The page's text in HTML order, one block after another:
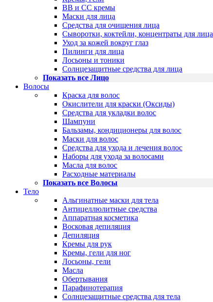
BB и CC кремы
Маски для лица
Средства для очищения лица
Сыворотки, коктейли, концентраты для лица
Уход за кожей вокруг глаз
Пилинги для лица
Лосьоны и тоники
Солнцезащитные средства для лица
Показать все Лицо
Волосы
Краска для волос
Окислители для краски (Оксиды)
Средства для укладки волос
Шампуни
Бальзамы, кондиционеры для волос
Маски для волос
Средства для ухода и лечения волос
Наборы для ухода за волосами
Масла для волос
Расходные материалы
Показать все Волосы
Тело
Альгинатные маски для тела
Антицеллюлитные средства
Аппаратная косметика
Восковая депиляция
Депиляция
Кремы для рук
Кремы, гели для ног
Лосьоны, гели
Масла
Обертывания
Парафинотерапия
Солнцезащитные средства для тела